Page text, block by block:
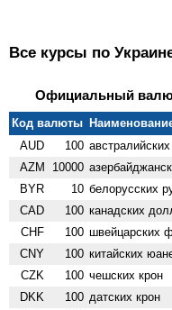
Все курсы по
Официальный
Код валюты
AUD
100
AZM 10000
BYR 10 белорусских
CAD 100 канадских
CHF 100 швейцарских
CNY 100 китайских
CZK 100 чешских крон
DKK 100 датских крон